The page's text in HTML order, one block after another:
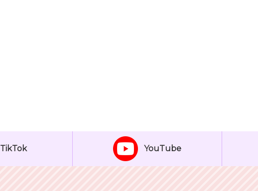
TikTok YouTube